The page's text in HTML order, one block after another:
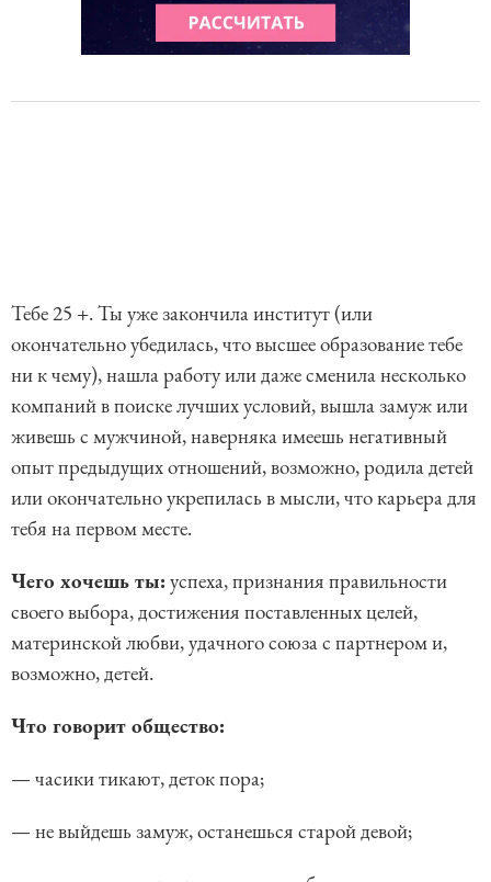
Тебе 25 +. Ты уже закончила институт (или
окончательно убедилась, что высшее образование тебе
ни к чему), нашла работу или даже сменила несколько
компаний в поиске лучших условий, вышла замуж или
живешь с мужчиной, наверняка имеешь негативный
опыт предыдущих отношений, возможно, родила детей
или окончательно укрепилась в мысли, что карьера для
тебя на первом месте.
Чего хочешь ты: успеха, признания правильности
своего выбора, достижения поставленных целей,
материнской любви, удачного союза с партнером и,
возможно, детей.
Что говорит общество:
— часики тикают, деток пора;
— не выйдешь замуж, останешься старой девой;